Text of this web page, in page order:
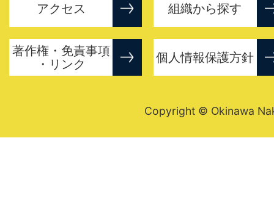
アクセス 組織から探す
著作権・免責事項
・リンク
個人情報保護方針
Copyright © Okinawa